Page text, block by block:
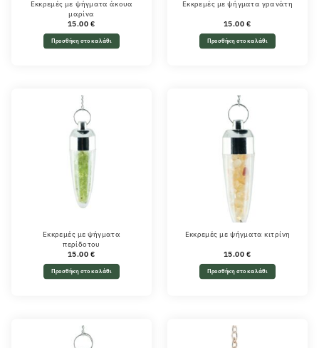
Εκκρεμές με ψήγματα άκουα
μαρίνα
15.00 €
Προσθήκη στο καλάθι
Εκκρεμές με ψήγματα γρανάτη
15.00 €
Προσθήκη στο καλάθι
Εκκρεμές με ψήγματα
περίδοτου
15.00 €
Προσθήκη στο καλάθι
Εκκρεμές με ψήγματα κιτρίνη
15.00 €
Προσθήκη στο καλάθι